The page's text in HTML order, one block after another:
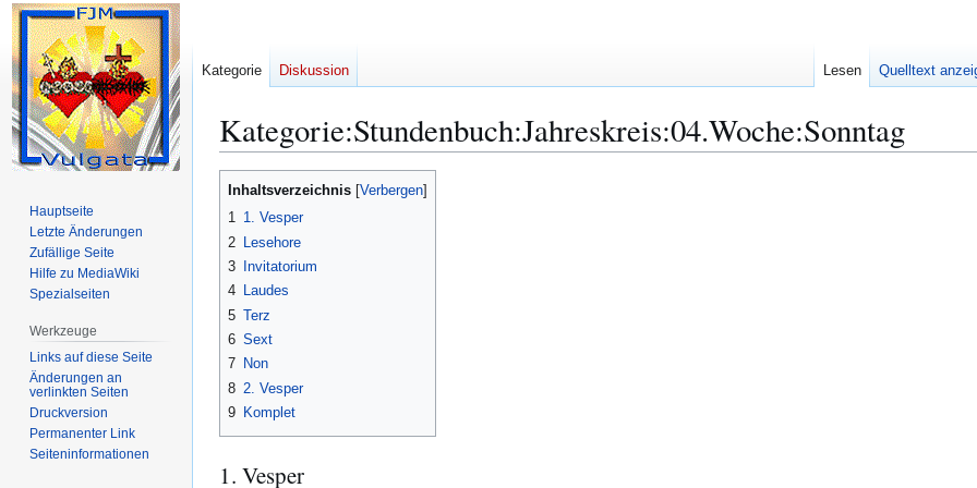
Kategorie:Stundenbuch:Jahreskreis:04.Woche:Sonntag
Zur
Zur
Inhaltsverzeichnis
1 1. Vesper
2
Lesehore
3
Invitatorium
4 Laudes
5 Terz
6 Sext
7 Non
8 2. Vesper
9 Komplet
1. Vesper
Kategorie Diskussion Lesen Quelltext
Hauptseite
Letzte Änderungen
Zufällige Seite
Hilfe zu MediaWiki
Spezialseiten
Werkzeuge
Links auf diese Seite
Änderungen an
verlinkten Seiten
Druckversion
Permanenter Link
Seiten­­informationen